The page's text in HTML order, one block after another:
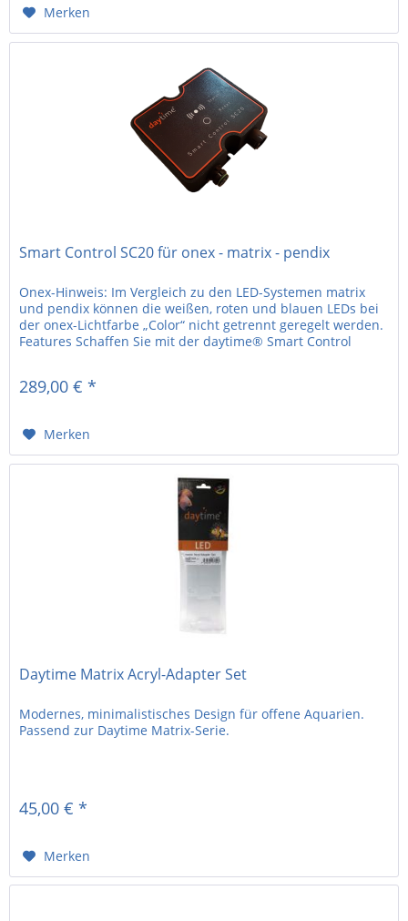
Merken
Smart Control SC20 für onex - matrix - pendix
Onex-Hinweis: Im Vergleich zu den LED-Systemen matrix
und pendix können die weißen, roten und blauen LEDs bei
der onex-Lichtfarbe „Color“ nicht getrennt geregelt werden.
Features Schaffen Sie mit der daytime® Smart Control
289,00 € *
Merken
Daytime Matrix Acryl-Adapter Set
Modernes, minimalistisches Design für offene Aquarien.
Passend zur Daytime Matrix-Serie.
45,00 € *
Merken